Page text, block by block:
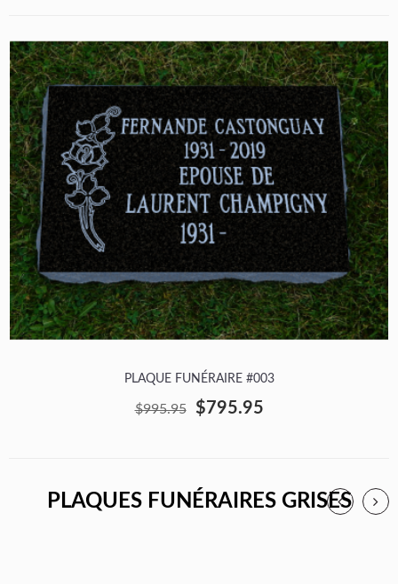
PLAQUE FUNÉRAIRE #003
$995.95 $795.95
PLAQUES FUNÉRAIRES GRISES